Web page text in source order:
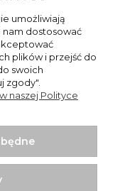
nami!
umożliwiają
nam dostosować
plików i przejść do
swoich
zgody".
naszej Polityce